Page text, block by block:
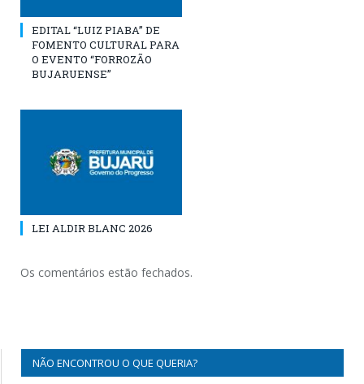
EDITAL “LUIZ PIABA” DE
FOMENTO CULTURAL PARA
O EVENTO “FORROZÃO
BUJARUENSE”
LEI ALDIR BLANC 2026
Os comentários estão fechados.
NÃO ENCONTROU O QUE QUERIA?